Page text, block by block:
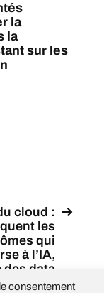
consentement
la
la
sur les
cloud :
les
qui
à l’IA,
des data
limites